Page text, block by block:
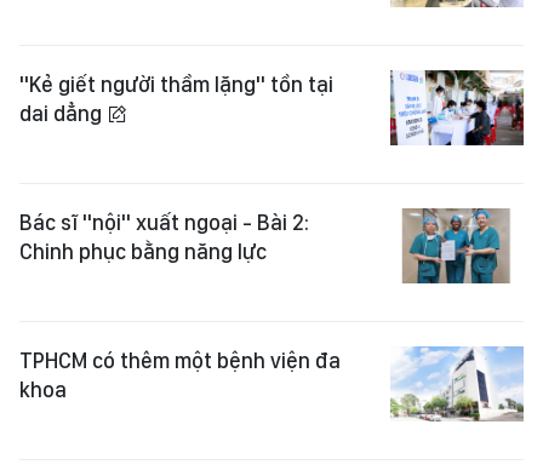
"Kẻ giết người thầm lặng" tồn tại
dai dẳng
Bác sĩ "nội" xuất ngoại - Bài 2:
Chinh phục bằng năng lực
TPHCM có thêm một bệnh viện đa
khoa